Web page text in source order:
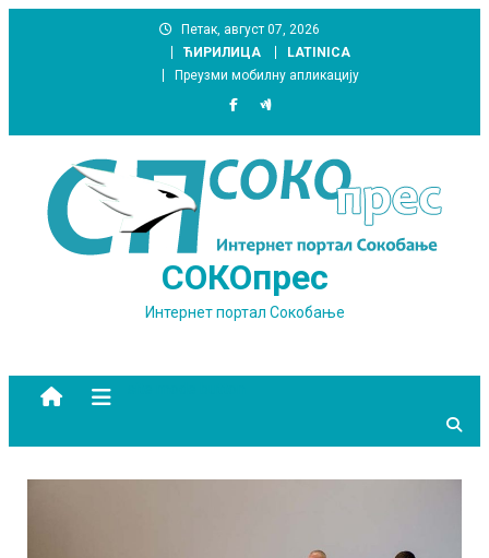
Петак, август 07, 2026
ЋИРИЛИЦА
LATINICA
Преузми мобилну апликацију
СОКОпрес
Интернет портал Сокобање